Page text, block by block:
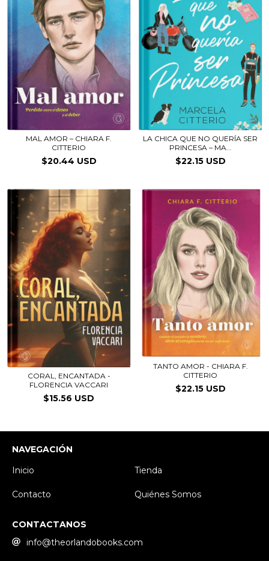
MAL AMOR – CHIARA F.
CITTERIO
$20.44 USD
LA CHICA QUE NO QUERÍA SER
PRINCESA – MA...
$22.15 USD
CORAL, ENCANTADA -
FLORENCIA VACCARI
$15.56 USD
TANTO AMOR - CHIARA F.
CITTERIO
$22.15 USD
NAVEGACIÓN
Inicio
Tienda
Contacto Quiénes Somos
CONTACTANOS
info@theorlandobooks.com